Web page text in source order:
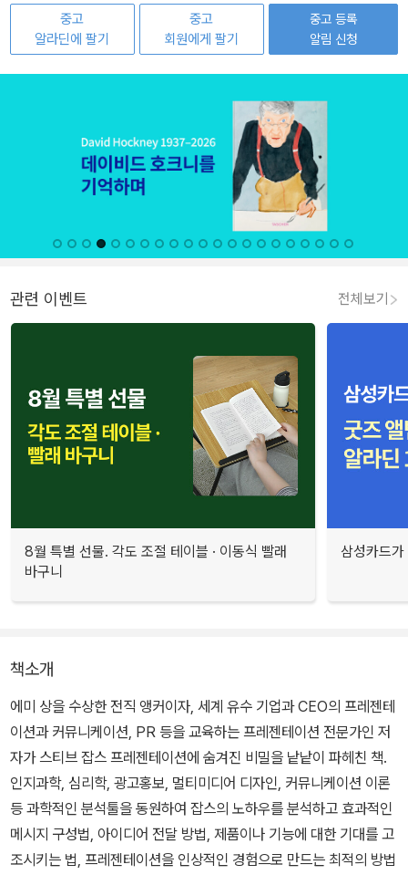
중고
알라딘에 팔기
중고
회원에게 팔기
중고 등록
알림 신청
관련 이벤트 전체보기
8월 특별 선물. 각도 조절 테이블 · 이동식 빨래
바구니
삼성카드
책소개
에미 상을 수상한 전직 앵커이자, 세계 유수 기업과 CEO의 프레젠테
이션과 커뮤니케이션, PR 등을 교육하는 프레젠테이션 전문가인 저
자가 스티브 잡스 프레젠테이션에 숨겨진 비밀을 낱낱이 파헤친 책.
인지과학, 심리학, 광고홍보, 멀티미디어 디자인, 커뮤니케이션 이론
등 과학적인 분석툴을 동원하여 잡스의 노하우를 분석하고 효과적인
메시지 구성법, 아이디어 전달 방법, 제품이나 기능에 대한 기대를 고
조시키는 법, 프레젠테이션을 인상적인 경험으로 만드는 최적의 방법